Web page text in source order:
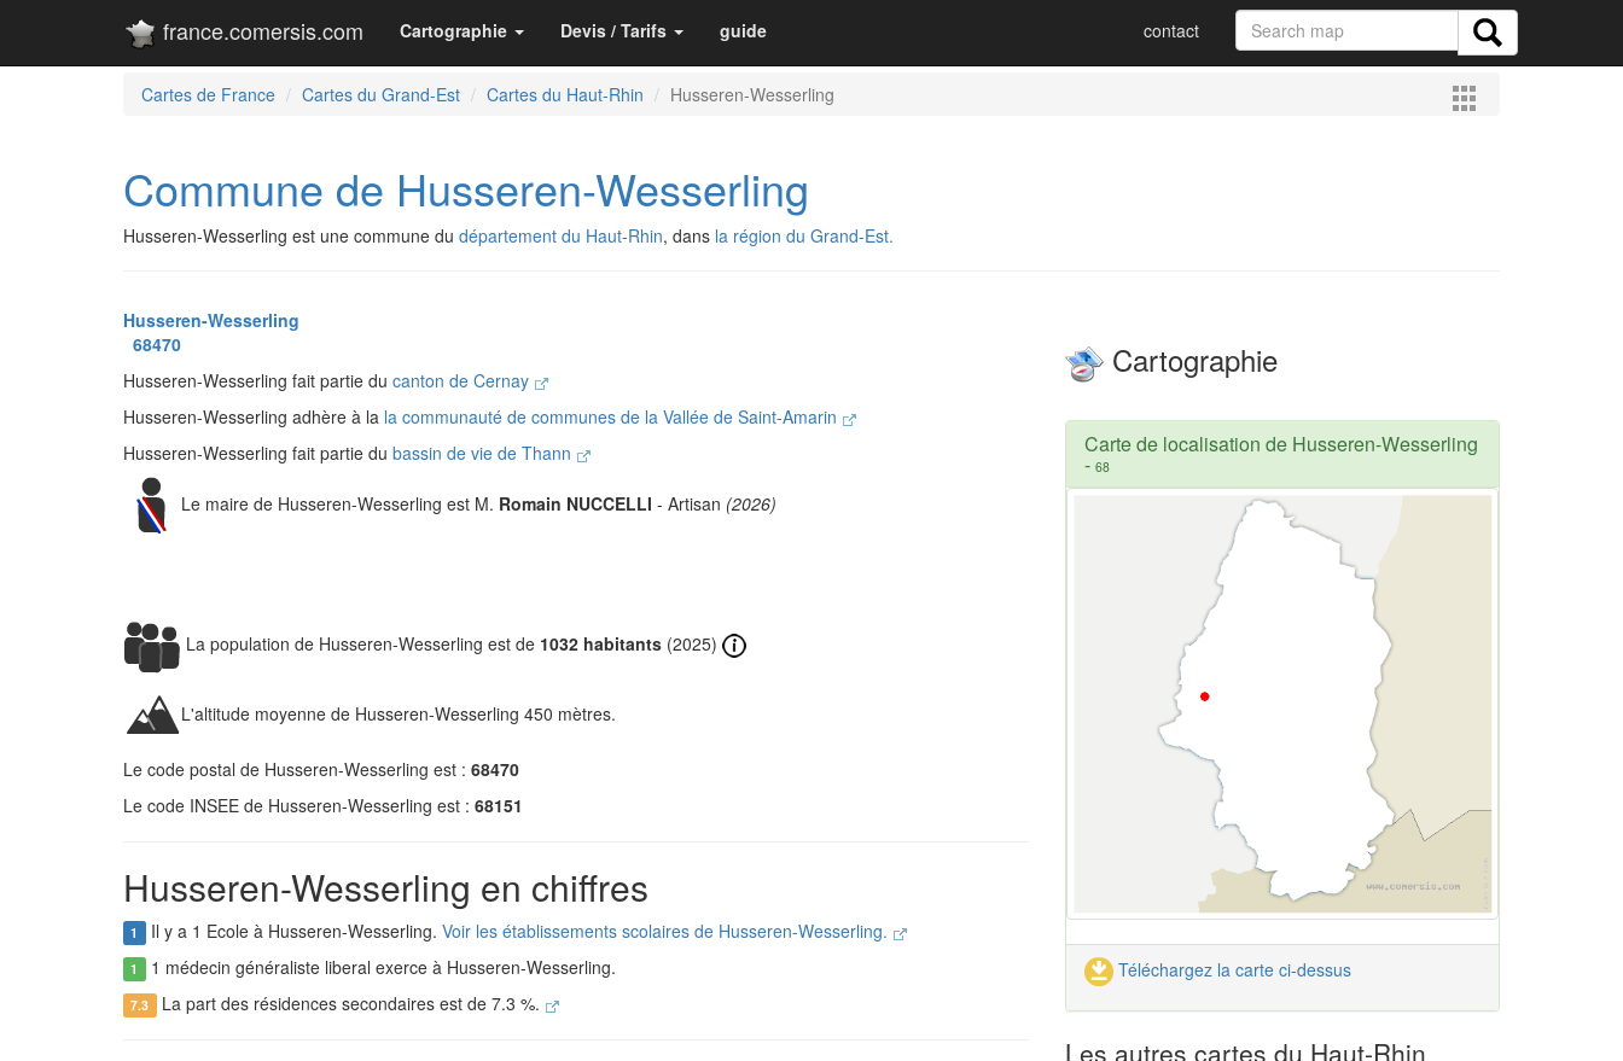
france.comersis.com Cartographie Devis / Tarifs guide contact
Cartes de France Cartes du Grand-Est Cartes du Haut-Rhin Husseren-Wesserling
Commune de Husseren-Wesserling
Husseren-Wesserling est une commune du département du Haut-Rhin, dans la région du Grand-Est.
Husseren-Wesserling
68470
Husseren-Wesserling fait partie du canton de Cernay
Husseren-Wesserling adhère à la la communauté de communes de la Vallée de Saint-Amarin
Husseren-Wesserling fait partie du bassin de vie de Thann
Le maire de Husseren-Wesserling est M. Romain NUCCELLI - Artisan (2026)
La population de Husseren-Wesserling est de 1032 habitants (2025)
L'altitude moyenne de Husseren-Wesserling 450 mètres.
Le code postal de Husseren-Wesserling est : 68470
Le code INSEE de Husseren-Wesserling est : 68151
Husseren-Wesserling en chiffres
1 Il y a 1 Ecole à Husseren-Wesserling. Voir les établissements scolaires de Husseren-Wesserling.
1 1 médecin généraliste liberal exerce à Husseren-Wesserling.
7.3 La part des résidences secondaires est de 7.3 %.
Cartographie
Carte de localisation de Husseren-Wesserling
- 68
Téléchargez la carte ci-dessus
Les autres cartes du Haut-Rhin